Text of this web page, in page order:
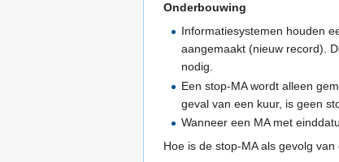
Onderbouwing
Informatiesystemen houden
aangemaakt (nieuw record).
nodig.
Een stop-MA wordt alleen
geval van een kuur, is geen
Wanneer een MA met
Hoe is de stop-MA als gevolg